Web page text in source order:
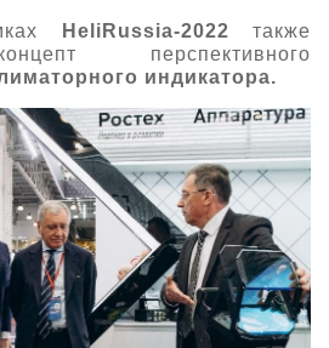
HeliRussia-2022 также
перспективного
индикатора.